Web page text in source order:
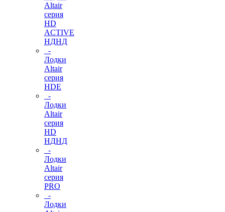
Altair
серия
HD
ACTIVE
НДНД
-
Лодки
Altair
серия
HDE
-
Лодки
Altair
серия
HD
НДНД
-
Лодки
Altair
серия
PRO
-
Лодки